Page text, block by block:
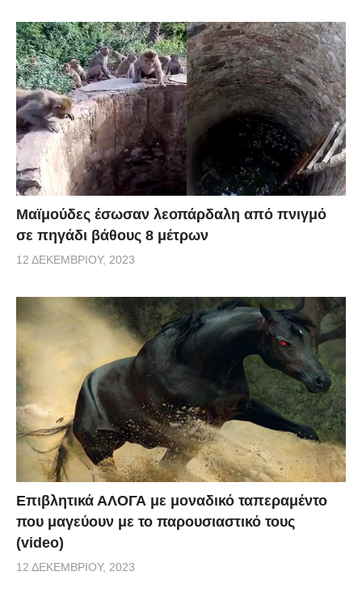
Μαϊμούδες έσωσαν λεοπάρδαλη από πνιγμό
σε πηγάδι βάθους 8 μέτρων
12 ΔΕΚΕΜΒΡΊΟΥ, 2023
Επιβλητικά ΑΛΟΓΑ με μοναδικό ταπεραμέντο
που μαγεύουν με το παρουσιαστικό τους
(video)
12 ΔΕΚΕΜΒΡΊΟΥ, 2023